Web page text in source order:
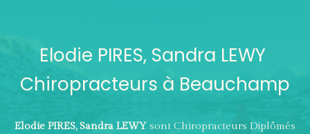
Elodie PIRES, Sandra LEWY
Chiropracteurs à Beauchamp
Elodie PIRES, Sandra LEWY sont Chiropracteurs Diplômés